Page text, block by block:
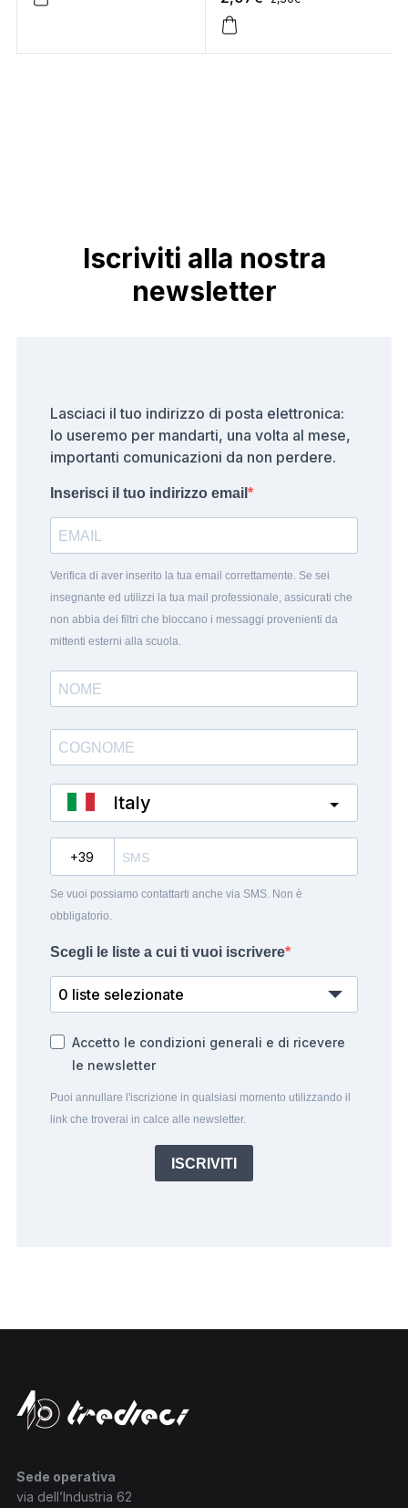
Iscriviti alla nostra
newsletter
Lasciaci il tuo indirizzo di posta elettronica:
lo useremo per mandarti, una volta al mese,
importanti comunicazioni da non perdere.
Inserisci il tuo indirizzo email
Verifica di aver inserito la tua email correttamente. Se sei
insegnante ed utilizzi la tua mail professionale, assicurati che
non abbia dei filtri che bloccano i messaggi provenienti da
mittenti esterni alla scuola.
Italy
Se vuoi possiamo contattarti anche via SMS. Non è
obbligatorio.
Scegli le liste a cui ti vuoi iscrivere
0 liste selezionate
Accetto le condizioni generali e di ricevere
le newsletter
Puoi annullare l'iscrizione in qualsiasi momento utilizzando il
link che troverai in calce alle newsletter.
ISCRIVITI
Sede operativa
via dell’Industria 62